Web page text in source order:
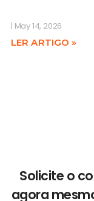
May 14, 2026
LER ARTIGO »
Solicite o
agora